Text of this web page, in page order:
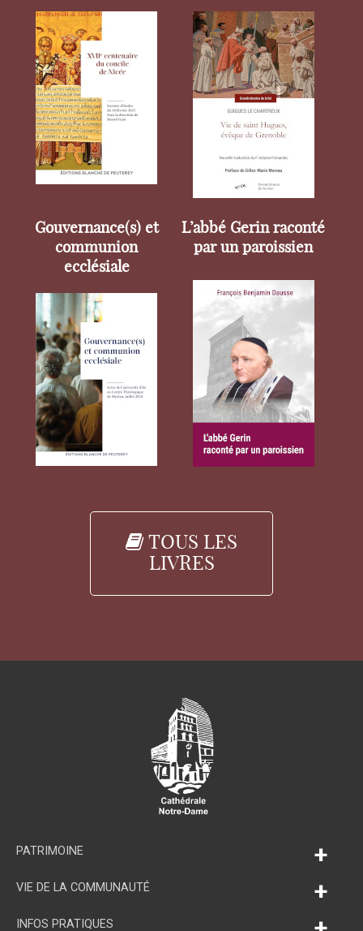
Gouvernance(s) et
communion
ecclésiale
L’abbé Gerin raconté
par un paroissien
TOUS LES
LIVRES
PATRIMOINE +
VIE DE LA COMMUNAUTÉ +
INFOS PRATIQUES